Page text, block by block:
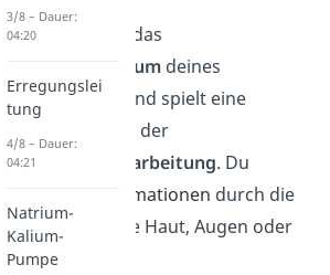
Das Großhirn ist das
Kommandozentrumdeines
Nervensystems und spielt eine
wichtige Rolle bei der
Informationsverarbeitung. Du
mst die Informationen durch die
Sinnesorgane
wie Haut, Augen oder
Ohren auf.
3/8 – Dauer:
04:20
Erregungslei
tung
4/8 – Dauer:
04:21
Natrium-
Kalium-
Pumpe